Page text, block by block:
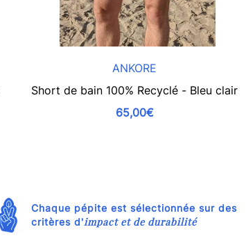
ANKORE
Short de bain 100% Recyclé - Bleu clair
65,00€
Chaque pépite est sélectionnée sur des
critères d'impact et de durabilité